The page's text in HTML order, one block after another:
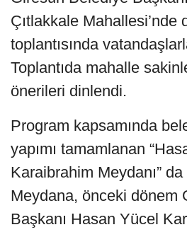
Çıtlakkale Mahallesi’nde
toplantısında
Toplantıda mahalle
önerileri dinlendi.
Program kapsamında
yapımı tamamlanan
Karaibrahim Meydanı” da
Meydana, önceki dönem
Başkanı Hasan Yücel